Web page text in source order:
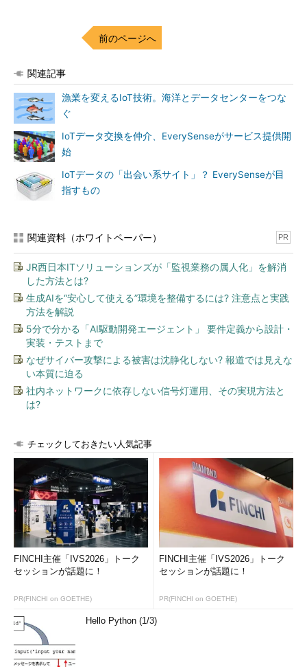
してみよう。まず、あらゆる“モノ”がデータを吐き出すようにな
ると、データのビッグバン状態が訪れるのだろう。それは、相対
的にあらゆるデータの価値の下落を招くことになるのではない
か。ありきたりなデータは、市場にあふれ返り無価値同然にな
る。その一方で、引き合いが多く希少なデータには高値が付く。
の流通に現在の株式や商品取引と同じような交換価値の力学が働
くのかどうかは、筆者の知識では判断できない。例えば、銀嶺の
頂に設置した各種気象センサーから得られるデータは希少かもし
れないが、仮にそれを欲する人がいなければ価値はない。
データに、価値が付くのだろうか。複製物が増殖すれば価値も下
がる。そもそも、IoTデータに財産としての権利が認められるの
であろうか。経産省と特許庁がビッグデータを著作権的な見地か
ら検討しているようだが、IoTデータの価値は、その議論の方向
性にも左右される。
それに、IoTデータというのはあくまでも業務などの副産物で
あり、IoTデータを生成して販売することを主たる目的に日々の
業務を行う人はいない。そのような世界に市場原理の力学がどう
いう形で働くのか、全く予測できない。もしかしたら、“素”のデ
ータは無価値でも人工知能により分析、解析したデータには高値
がつくのかもしれないが、それは、分析、解析という付加価値に
も、データの分析、解析という行為は、特定の事業領域に特化し
たデータを生成するためのもので、それを市場に出しても必要と
する人がいるかどうかさえ不透明だ。
とまあ、ちょっと考えただけでも、IoTデータ流通の世界は、
未知の領域だけに多くの謎を孕んでおり、実際にどうなるのか予
想もつかない。ただ、政府がもくろむように、IoTが日本の成長
を下支えする新しい産業領域にとして成長しなければ、日本経済
の地盤沈下は避けられないであろう。エブリセンスがいうデータ
IoTビジネスとして花開くことを期待している。
著者紹介
山崎潤一郎
前のページへ
関連記事
漁業を変えるIoT技術。海洋とデータセンターをつな
ぐ
IoTデータ交換を仲介、EverySenseがサービス提供開
始
IoTデータの「出会い系サイト」？ EverySenseが目
指すもの
関連資料（ホワイトペーパー） PR
JR西日本ITソリューションズが「監視業務の属人化」を解消
した方法とは?
生成AIを“安心して使える”環境を整備するには? 注意点と実践
方法を解説
5分で分かる「AI駆動開発エージェント」 要件定義から設計・
実装・テストまで
なぜサイバー攻撃による被害は沈静化しない? 報道では見えな
い本質に迫る
社内ネットワークに依存しない信号灯運用、その実現方法と
は?
チェックしておきたい人気記事
FINCHI主催「IVS2026」トーク
セッションが話題に！
PR(FINCHI on GOETHE)
FINCHI主催「IVS2026」トーク
セッションが話題に！
PR(FINCHI on GOETHE)
Hello Python (1/3)